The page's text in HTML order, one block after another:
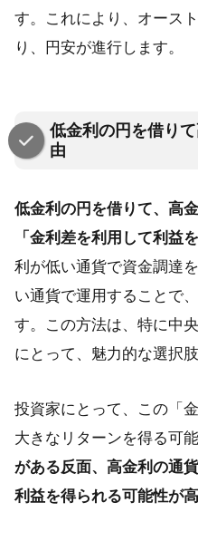
す。これにより、オース
り、円安が進行します。
低金利の円を借り
由
低金利の円を借りて、高
「金利差を利用して利益
利が低い通貨で資金調達
い通貨で運用することで
す。この方法は、特に中
にとって、魅力的な選択
投資家にとって、この「
大きなリターンを得る可
がある反面、高金利の通
利益を得られる可能性が高